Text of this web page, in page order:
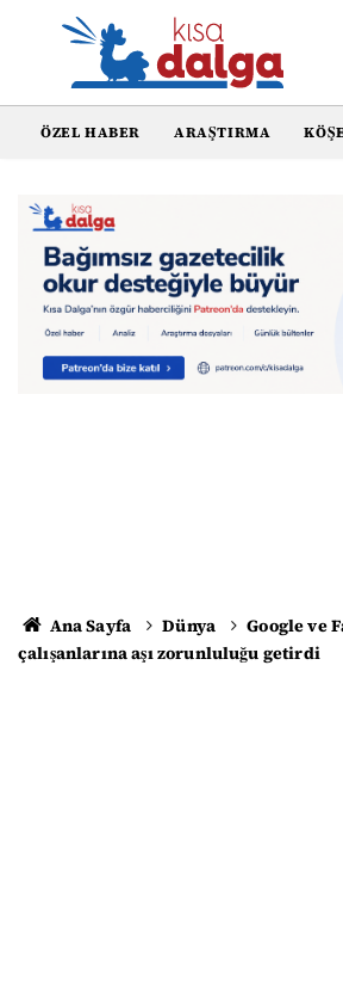
ÖZEL HABER ARAŞTIRMA
Ana Sayfa Dünya
Google ve
çalışanlarına aşı zorunluluğu getirdi